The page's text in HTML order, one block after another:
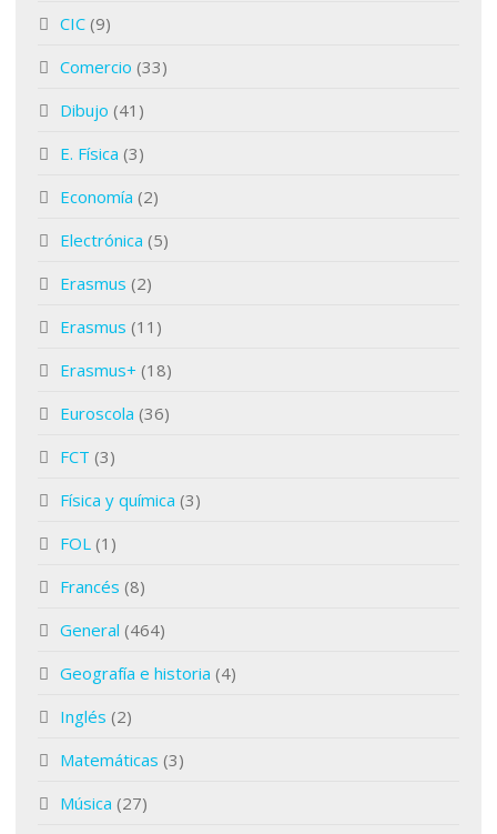
CIC (9)
Comercio (33)
Dibujo (41)
E. Física (3)
Economía (2)
Electrónica (5)
Erasmus (2)
Erasmus (11)
Erasmus+ (18)
Euroscola (36)
FCT (3)
Física y química (3)
FOL (1)
Francés (8)
General (464)
Geografía e historia (4)
Inglés (2)
Matemáticas (3)
Música (27)